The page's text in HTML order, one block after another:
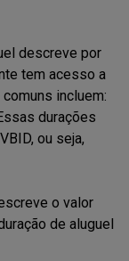
descreve por
tem acesso a
incluem:
durações
ou seja,
o valor
de aluguel